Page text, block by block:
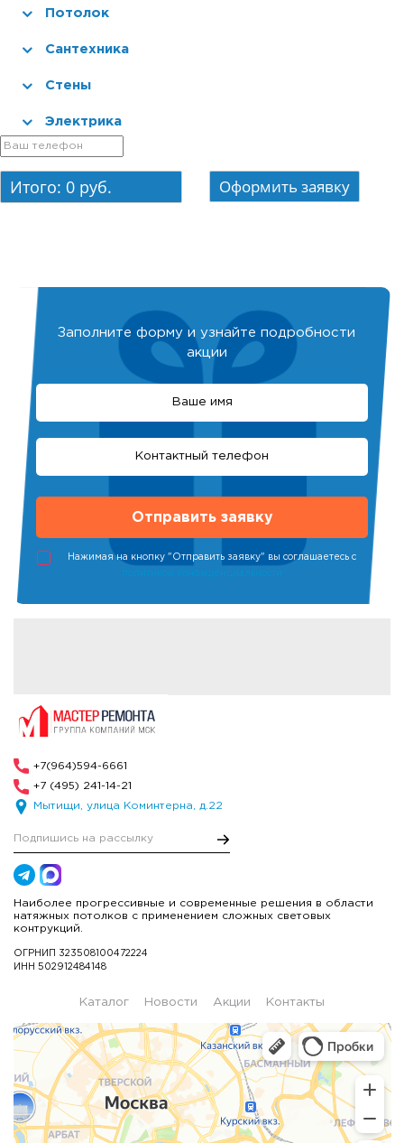
Потолок
Сантехника
Стены
Электрика
Итого: 0руб.
Заполните форму и узнайте подробности
акции
Нажимая на кнопку "Отправить заявку" вы соглашаетесь с
политикой конфиденциальности
+7(964)594-6661
+7 (495) 241-14-21
Мытищи, улица Коминтерна, д.22
Наиболее прогрессивные и современные решения в области
натяжных потолков с применением сложных световых
контрукций.
ОГРНИП 323508100472224
ИНН 502912484148
Каталог Новости Акции Контакты